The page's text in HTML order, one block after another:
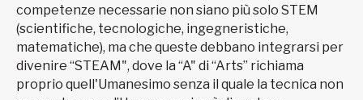
competenze necessarie non siano più solo STEM
(scientifiche, tecnologiche, ingegneristiche,
matematiche), ma che queste debbano integrarsi per
divenire “STEAM", dove la “A" di “Arts” richiama
proprio quell'Umanesimo senza il quale la tecnica non